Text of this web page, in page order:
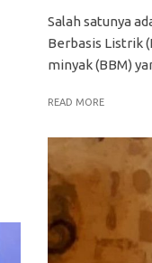
Salah satunya
Berbasis Listrik
minyak (BBM)
READ MORE